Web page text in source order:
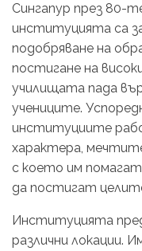
Сингапур през 80-
институцията са
подобряване на
постигане на
училищата пада
учениците.
институциите
характера,
с което им
да постигат
Институцията
различни локации.